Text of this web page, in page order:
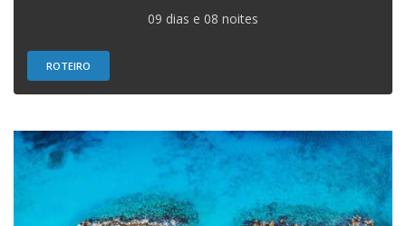
09 dias e 08 noites
ROTEIRO